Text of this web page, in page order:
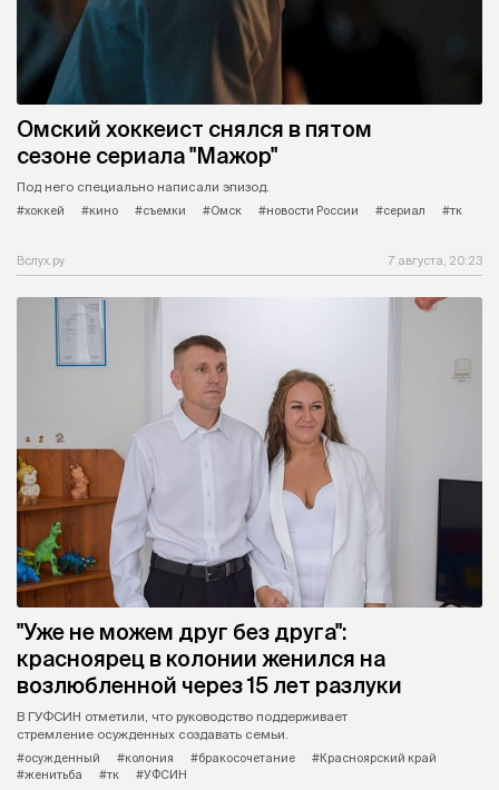
Омский хоккеист снялся в пятом
сезоне сериала "Мажор"
Под него специально написали эпизод.
#хоккей
#кино #съемки #Омск #новости России #сериал #тк
Вслух.ру 7 августа, 20:23
"Уже не можем друг без друга":
красноярец в колонии женился на
возлюбленной через 15 лет разлуки
В ГУФСИН отметили, что руководство поддерживает
стремление осужденных создавать семьи.
#осужденный
#колония #бракосочетание
#Красноярский край
#женитьба
#тк #УФСИН